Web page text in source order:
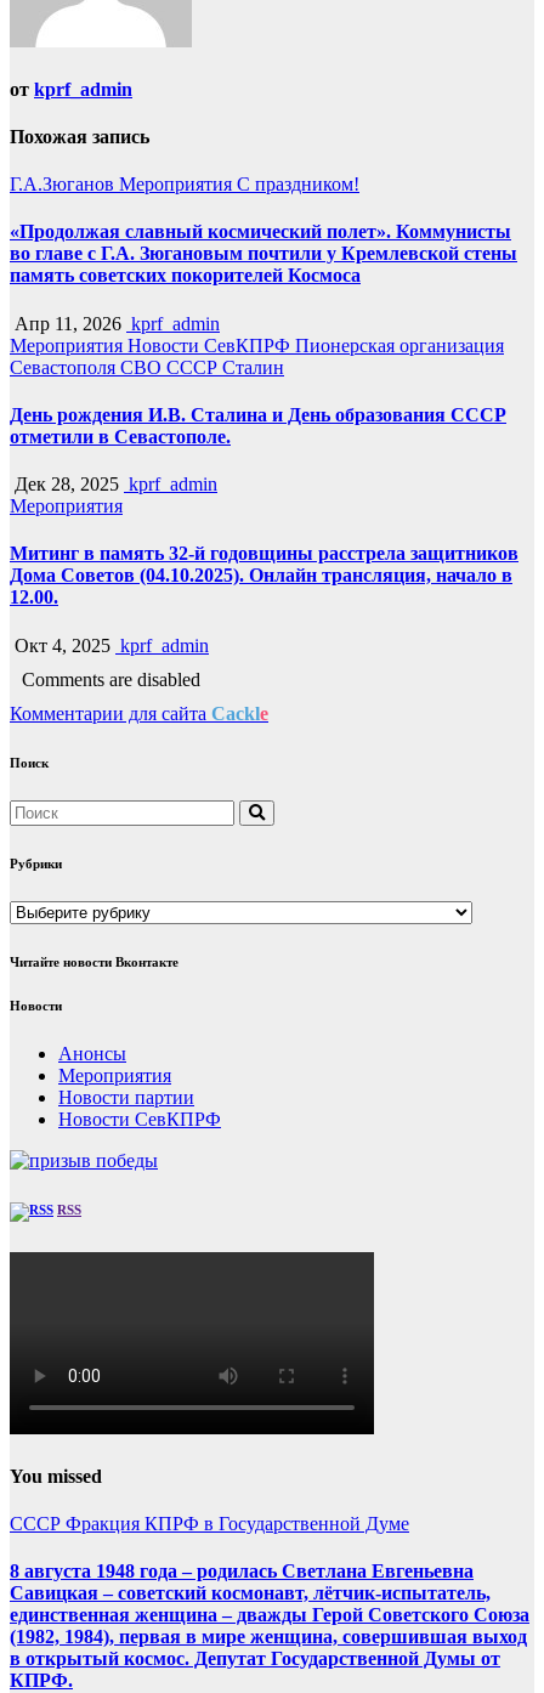
от kprf_admin
Похожая запись
Г.А.Зюганов Мероприятия С праздником!
«Продолжая славный космический полет». Коммунисты
во главе с Г.А. Зюгановым почтили у Кремлевской стены
память советских покорителей Космоса
Апр 11, 2026 kprf_admin
Мероприятия Новости СевКПРФ Пионерская организация
Севастополя СВО СССР Сталин
День рождения И.В. Сталина и День образования СССР
отметили в Севастополе.
Дек 28, 2025 kprf_admin
Мероприятия
Митинг в память 32-й годовщины расстрела защитников
Дома Советов (04.10.2025). Онлайн трансляция, начало в
12.00.
Окт 4, 2025 kprf_admin
Comments are disabled
Комментарии для сайта Cackle
Поиск
Рубрики
Рубрики
Читайте новости Вконтакте
Новости
Анонсы
Мероприятия
Новости партии
Новости СевКПРФ
RSS
You missed
СССР Фракция КПРФ в Государственной Думе
8 августа 1948 года – родилась Светлана Евгеньевна
Савицкая – советский космонавт, лётчик-испытатель,
единственная женщина – дважды Герой Советского Союза
(1982, 1984), первая в мире женщина, совершившая выход
в открытый космос. Депутат Государственной Думы от
КПРФ.